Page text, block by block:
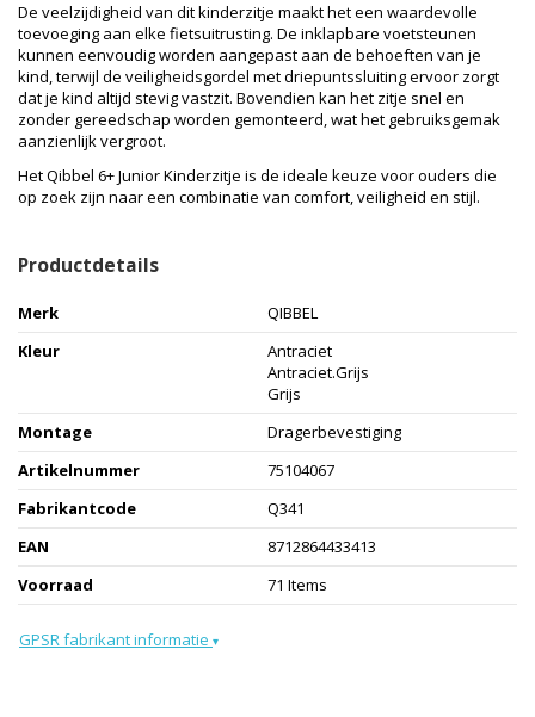
De veelzijdigheid van dit kinderzitje maakt het een waardevolle
toevoeging aan elke fietsuitrusting. De inklapbare voetsteunen
kunnen eenvoudig worden aangepast aan de behoeften van je
kind, terwijl de veiligheidsgordel met driepuntssluiting ervoor zorgt
dat je kind altijd stevig vastzit. Bovendien kan het zitje snel en
zonder gereedschap worden gemonteerd, wat het gebruiksgemak
aanzienlijk vergroot.
Het Qibbel 6+ Junior Kinderzitje is de ideale keuze voor ouders die
op zoek zijn naar een combinatie van comfort, veiligheid en stijl.
Productdetails
Merk
QIBBEL
Kleur
Antraciet
Antraciet.Grijs
Grijs
Montage
Dragerbevestiging
Artikelnummer
75104067
Fabrikantcode
Q341
EAN
8712864433413
Voorraad
71 Items
GPSR fabrikant informatie ▾